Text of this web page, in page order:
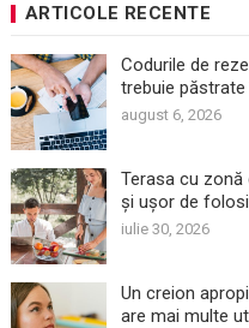
ARTICOLE RECENTE
Codurile de
trebuie
august 6, 2026
Terasa cu
și ușor de
iulie 30, 2026
Un creion
are mai multe